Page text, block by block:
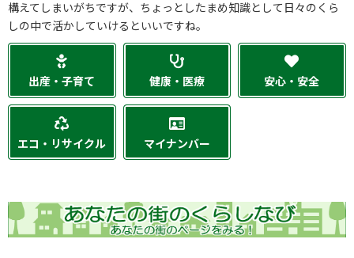
構えてしまいがちですが、ちょっとしたまめ知識として日々のくら
しの中で活かしていけるといいですね。
出産・子育て 健康・医療 安心・安全
エコ・リサイクル マイナンバー